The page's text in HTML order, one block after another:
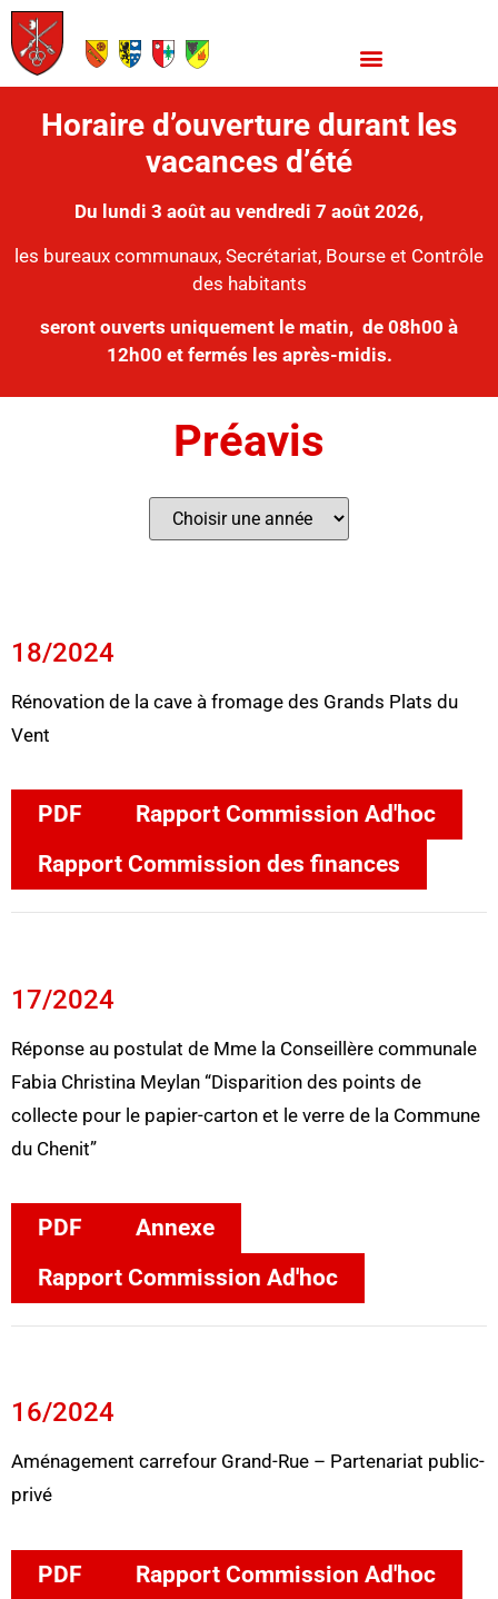
Horaire d’ouverture durant les
vacances d’été
Du lundi 3 août au vendredi 7 août 2026,
les bureaux communaux, Secrétariat, Bourse et Contrôle
des habitants
seront ouverts uniquement le matin, de 08h00 à
12h00 et fermés les après-midis.
Préavis
18/2024
Rénovation de la cave à fromage des Grands Plats du
Vent
PDF
Rapport Commission Ad'hoc
Rapport Commission des finances
17/2024
Réponse au postulat de Mme la Conseillère communale
Fabia Christina Meylan “Disparition des points de
collecte pour le papier-carton et le verre de la Commune
du Chenit”
PDF
Annexe
Rapport Commission Ad'hoc
16/2024
Aménagement carrefour Grand-Rue – Partenariat public-
privé
PDF
Rapport Commission Ad'hoc